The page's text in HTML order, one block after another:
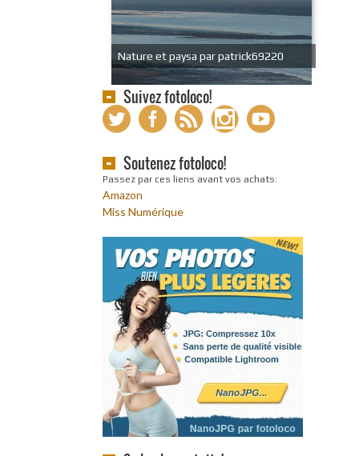
Nature et paysa par patrick69220
Suivez fotoloco!
Soutenez fotoloco!
Passez par ces liens avant vos achats:
Amazon
Miss Numérique